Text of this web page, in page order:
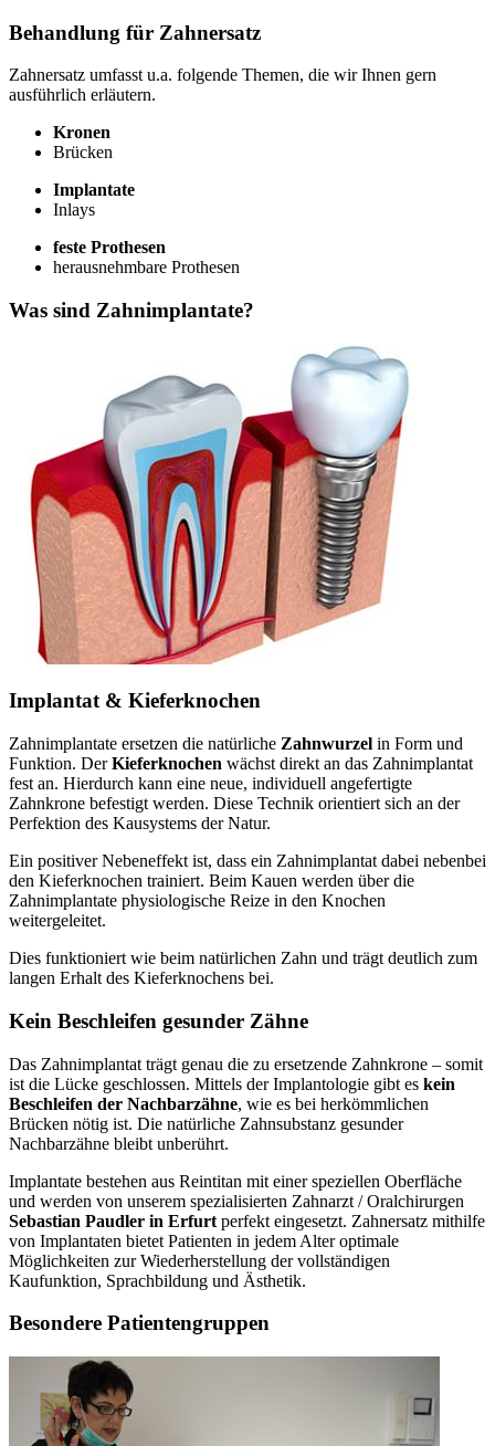
Behandlung für Zahnersatz
Zahnersatz umfasst u.a. folgende Themen, die wir Ihnen gern
ausführlich erläutern.
Kronen
Brücken
Implantate
Inlays
feste Prothesen
herausnehmbare Prothesen
Was sind Zahnimplantate?
Implantat & Kieferknochen
Zahnimplantate ersetzen die natürliche Zahnwurzel in Form und
Funktion. DerKieferknochen wächst direkt an das Zahnimplantat
fest an. Hierdurch kann eine neue, individuell angefertigte
Zahnkrone befestigt werden. Diese Technik orientiert sich an der
Perfektion des Kausystems der Natur.
Ein positiver Nebeneffekt ist, dass ein Zahnimplantat dabei nebenbei
den Kieferknochen trainiert. Beim Kauen werden über die
Zahnimplantate physiologische Reize in den Knochen
weitergeleitet.
Dies funktioniert wie beim natürlichen Zahn und trägt deutlich zum
langen Erhalt des Kieferknochens bei.
Kein Beschleifen gesunder Zähne
Das Zahnimplantat trägt genau die zu ersetzende Zahnkrone – somit
ist die Lücke geschlossen. Mittels der Implantologie gibt es kein
Beschleifen der Nachbarzähne, wie es bei herkömmlichen
Brücken nötig ist. Die natürliche Zahnsubstanz gesunder
Nachbarzähne bleibt unberührt.
Implantate bestehen aus Reintitan mit einer speziellen Oberfläche
und werden von unserem spezialisierten Zahnarzt / Oralchirurgen
Sebastian Paudler in Erfurt perfekt eingesetzt. Zahnersatz mithilfe
von Implantaten bietet Patienten in jedem Alter optimale
Möglichkeiten zur Wiederherstellung der vollständigen
Kaufunktion, Sprachbildung und Ästhetik.
Besondere Patientengruppen